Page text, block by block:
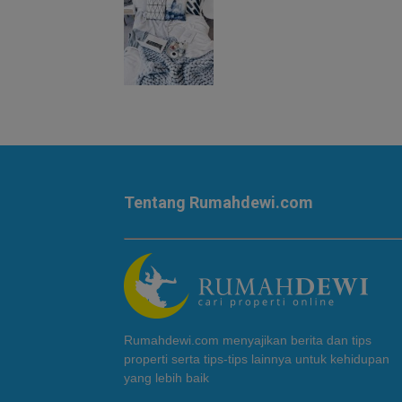
Tentang Rumahdewi.com
Rumahdewi.com menyajikan berita dan tips
properti serta tips-tips lainnya untuk kehidupan
yang lebih baik